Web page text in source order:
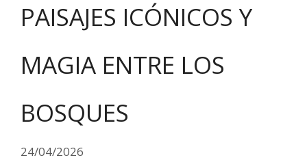
PAISAJES ICÓNICOS Y
MAGIA ENTRE LOS
BOSQUES
24/04/2026